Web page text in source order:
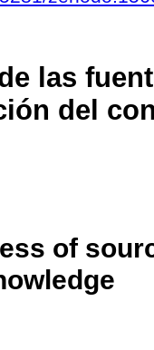
las
del
of